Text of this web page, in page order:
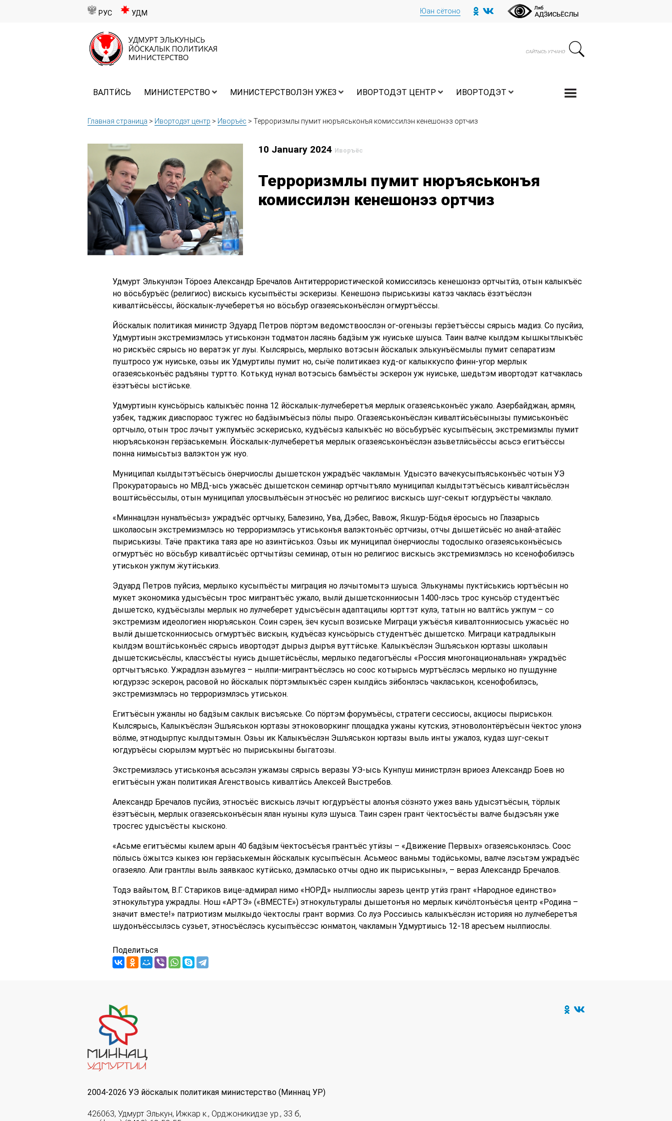
РУС УДМ Юан сётоно
ВАЛТӤСЬ МИНИСТЕРСТВО МИНИСТЕРСТВОЛЭН УЖЕЗ ИВОРТОДЭТ ЦЕНТР ИВОРТОДЭТ
Главная страница > Ивортодэт центр > Иворъёс > Терроризмлы пумит нюръяськонъя комиссилэн кенешонэз ортчиз
10 January 2024 Иворъёс
Терроризмлы пумит нюръяськонъя
комиссилэн кенешонэз ортчиз
Удмурт Элькунлэн Тӧроез Александр Бречалов Антитеррористической комиссилэсь кенешонзэ ортчытӥз, отын калыкъёс
но вӧсьбуръёс (религиос) вискысь кусыпъёсты эскеризы. Кенешонэ пыриськизы катэз чаклась ёзэтъёслэн
кивалтӥсьёссы, йӧскалык-лучеберетъя но вӧсьбур огазеяськонъёслэн огмуртъёссы.
Йӧскалык политикая министр Эдуард Петров пӧртэм ведомствоослэн ог-огенызы герӟетъёссы сярысь мадиз. Со пусйиз,
Удмуртиын экстремизмлэсь утиськонэн тодматон ласянь бадӟым уж нуиське шуыса. Таин валче кылдэм кышкытлыкъёс
но рискъёс сярысь но вератэк уг луы. Кылсярысь, мерлыко вотэсын йӧскалык элькунъёсмылы пумит сепаратизм
пуштросо уж нуиське, озьы ик Удмуртилы пумит но, сыӵе политикаез куд-ог калыккуспо финн-угор мерлык
огазеяськонъёс радъяны туртто. Котькуд нунал вотэсысь бамъёсты эскерон уж нуиське, шедьтэм ивортодэт катчаклась
ёзэтъёсы ыстӥське.
Удмуртиын кунсьӧрысь калыкъёс понна 12 йӧскалык-лулчеберетъя мерлык огазеяськонъёс ужало. Азербайджан, армян,
узбек, таджик диаспораос тужгес но бадӟымъёсыз пӧлы пыро. Огазеяськонъёслэн кивалтӥсьёсынызы пумиськонъёс
ортчыло, отын трос лэчыт ужпумъёс эскерисько, кудъёсыз калыкъёс но вӧсьбуръёс кусыпъёсын, экстремизмлы пумит
нюръяськонэн герӟаськемын. Йӧскалык-лулчеберетъя мерлык огазеяськонъёслэн азьветлӥсьёссы асьсэ егитъёссы
понна нимысьтыз валэктон уж нуо.
Муниципал кылдытэтъёсысь ӧнерчиослы дышетскон ужрадъёс чакламын. Удысэто вачекусыпъяськонъёс чотын УЭ
Прокуратораысь но МВД-ысь ужасьёс дышетскон семинар ортчытъяло муниципал кылдытэтъёсысь кивалтӥсьёслэн
воштӥсьёссылы, отын муниципал улосвылъёсын этносъёс но религиос вискысь шуг-секыт югдуръёсты чаклало.
«Миннацлэн нуналъёсыз» ужрадъёс ортчыку, Балезино, Ува, Дэбес, Вавож, Якшур-Бӧдья ёросысь но Глазарысь
школаосын экстремизмлэсь но терроризмлэсь утиськонъя валэктонъёс ортчизы, отчы дышетӥсьёс но анай-атайёс
пыриськизы. Таӵе практика таяз аре но азинтӥськоз. Озьы ик муниципал ӧнерчиослы тодослыко огазеяськонъёсысь
огмуртъёс но вӧсьбур кивалтӥсьёс ортчытӥзы семинар, отын но религиос вискысь экстремизмлэсь но ксенофобилэсь
утиськон ужпум ӝутӥськиз.
Эдуард Петров пуйсиз, мерлыко кусыпъёсты миграция но лэчытомытэ шуыса. Элькунамы пуктӥськись юртъёсын но
мукет экономика удысъёсын трос мигрантъёс ужало, вылӥ дышетсконниосын 1400-лэсь трос кунсьӧр студентъёс
дышетско, кудъёсызлы мерлык но лулчеберет удысъёсын адаптацилы юрттэт кулэ, татын но валтӥсь ужпум – со
экстремизм идеологиен нюръяськон. Соин сэрен, ӟеч кусып возиське Миграци ужъёсъя кивалтонниосысь ужасьёс но
вылӥ дышетсконниосысь огмуртъёс вискын, кудъёсаз кунсьӧрысь студентъёс дышетско. Миграци катрадлыкын
кылдэм воштӥськонъёс сярысь ивортодэт дырыз дыръя вуттӥське. Калыкъёслэн Эшъяськон юртазы школаын
дышетскисьёслы, классъёсты нуись дышетӥсьёслы, мерлыко педагогъёслы «Россия многонациональная» ужрадъёс
ортчытъясько. Ужрадлэн азьмугез – нылпи-мигрантъёслэсь но соос котырысь муртъёслэсь мерлыко но пушдунне
югдурзэс эскерон, расовой но йӧскалык пӧртэмлыкъёс сэрен кылдӥсь зӥбонлэсь чакласькон, ксенофобилэсь,
экстремизмлэсь но терроризмлэсь утиськон.
Егитъёсын ужанлы но бадӟым саклык висъяське. Со пӧртэм форумъёсы, стратеги сессиосы, акциосы пыриськон.
Кылсярысь, Калыкъёслэн Эшъяськон юртазы этноковоркинг площадка ужаны кутскиз, этноволонтёръёсын ӵектос улонэ
вӧлме, этнодырпус кылдытэмын. Озьы ик Калыкъёслэн Эшъяськон юртазы выль инты ужалоз, кудаз шуг-секыт
югдуръёсы сюрылэм муртъёс но пыриськыны быгатозы.
Экстремизлэсь утиськонъя асьсэлэн ужамзы сярысь веразы УЭ-ысь Кунпуш министрлэн вриоез Александр Боев но
егитъёсын ужан политикая Агенствоысь кивалтӥсь Алексей Выстребов.
Александр Бречалов пусйиз, этносъёс вискысь лэчыт югдуръёсты алонъя сӧзнэто ужез вань удысэтъёсын, тӧрлык
ёзэтъёсын, мерлык огазеяськонъёсын ялан нуыны кулэ шуыса. Таин сэрен грант ӵектосъёсты валче быдэсъян уже
тросгес удысъёсты кысконо.
«Асьме егитъёсмы кылем арын 40 бадӟым ӵектосъёсъя грантъёс утӥзы – «Движение Первых» огазеяськонлэсь. Соос
пӧлысь ӧжытсэ кыкез юн герӟаськемын йӧскалык кусыпъёсын. Асьмеос ваньмы тодӥськомы, валче лэсьтэм ужрадъёс
огазеяло. Али грантлы выль заявкаос кутӥсько, дэмласько отчы одно ик пыриськыны», – вераз Александр Бречалов.
Тодэ вайытом, В.Г. Стариков вице-адмирал нимо «НОРД» нылпиослы зарезь центр утӥз грант «Народное единство»
этнокультура ужрадлы. Нош «АРТЭ» («ВМЕСТЕ») этнокультуралы дышетонъя но мерлык кичӧлтонъёсъя центр «Родина –
значит вместе!» патриотизм мылкыдо ӵектослы грант вормиз. Со луэ Россиысь калыкъёслэн историяя но лулчеберетъя
шудонъёссылэсь сузьет, этносъёслэсь кусыпъёссэс юнматон, чакламын Удмуртиысь 12-18 аресъем нылпиослы.
Поделиться
2004-2026 УЭ йöскалык политикая министерство (Миннац УР)
426063, Удмурт Элькун, Ижкар к., Орджоникидзе ур., 33 б,